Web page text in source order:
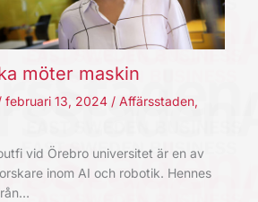
möter maskin
februari 13, 2024 / Affärsstaden,
vid Örebro universitet är en av
inom AI och robotik. Hennes